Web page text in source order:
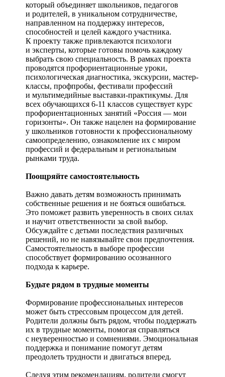
который объединяет школьников, педагогов
и родителей, в уникальном сотрудничестве,
направленном на поддержку интересов,
способностей и целей каждого участника.
К проекту также привлекаются психологи
и эксперты, которые готовы помочь каждому
выбрать свою специальность. В рамках проекта
проводятся профориентационные уроки,
психологическая диагностика, экскурсии, мастер-
классы, профпробы, фестивали профессий
и мультимедийные выставки-практикумы. Для
всех обучающихся 6-11 классов существует курс
профориентационных занятий «Россия — мои
горизонты». Он также нацелен на формирование
у школьников готовности к профессиональному
самоопределению, ознакомление их с миром
профессий и федеральным и региональным
рынками труда.
Поощряйте самостоятельность
Важно давать детям возможность принимать
собственные решения и не бояться ошибаться.
Это поможет развить уверенность в своих силах
и научит ответственности за свой выбор.
Обсуждайте с детьми последствия различных
решений, но не навязывайте свои предпочтения.
Самостоятельность в выборе профессии
способствует формированию осознанного
подхода к карьере.
Будьте рядом в трудные моменты
Формирование профессиональных интересов
может быть стрессовым процессом для детей.
Родители должны быть рядом, чтобы поддержать
их в трудные моменты, помогая справляться
с неуверенностью и сомнениями. Эмоциональная
поддержка и понимание помогут детям
преодолеть трудности и двигаться вперед.
Следуя этим рекомендациям, родители смогут